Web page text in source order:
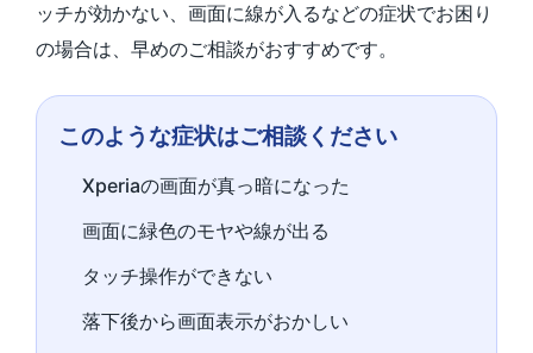
ッチが効かない、画面に線が入るなどの症状でお困り
の場合は、早めのご相談がおすすめです。
このような症状はご相談ください
Xperiaの画面が真っ暗になった
画面に緑色のモヤや線が出る
タッチ操作ができない
落下後から画面表示がおかしい